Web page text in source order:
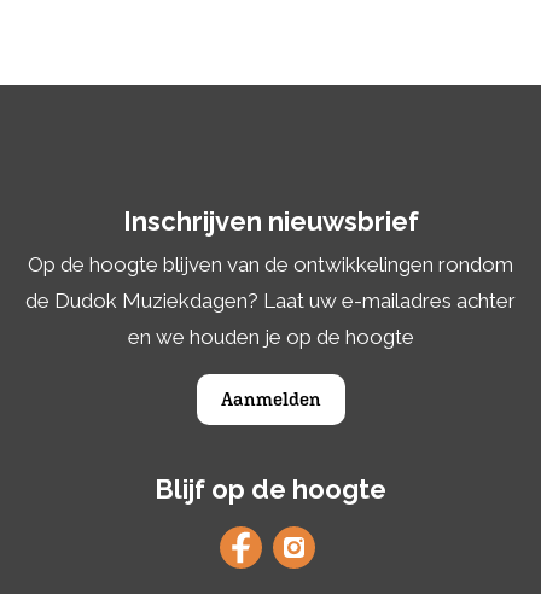
Inschrijven nieuwsbrief
Op de hoogte blijven van de ontwikkelingen rondom
de Dudok Muziekdagen? Laat uw e-mailadres achter
en we houden je op de hoogte
Aanmelden
Blijf op de hoogte